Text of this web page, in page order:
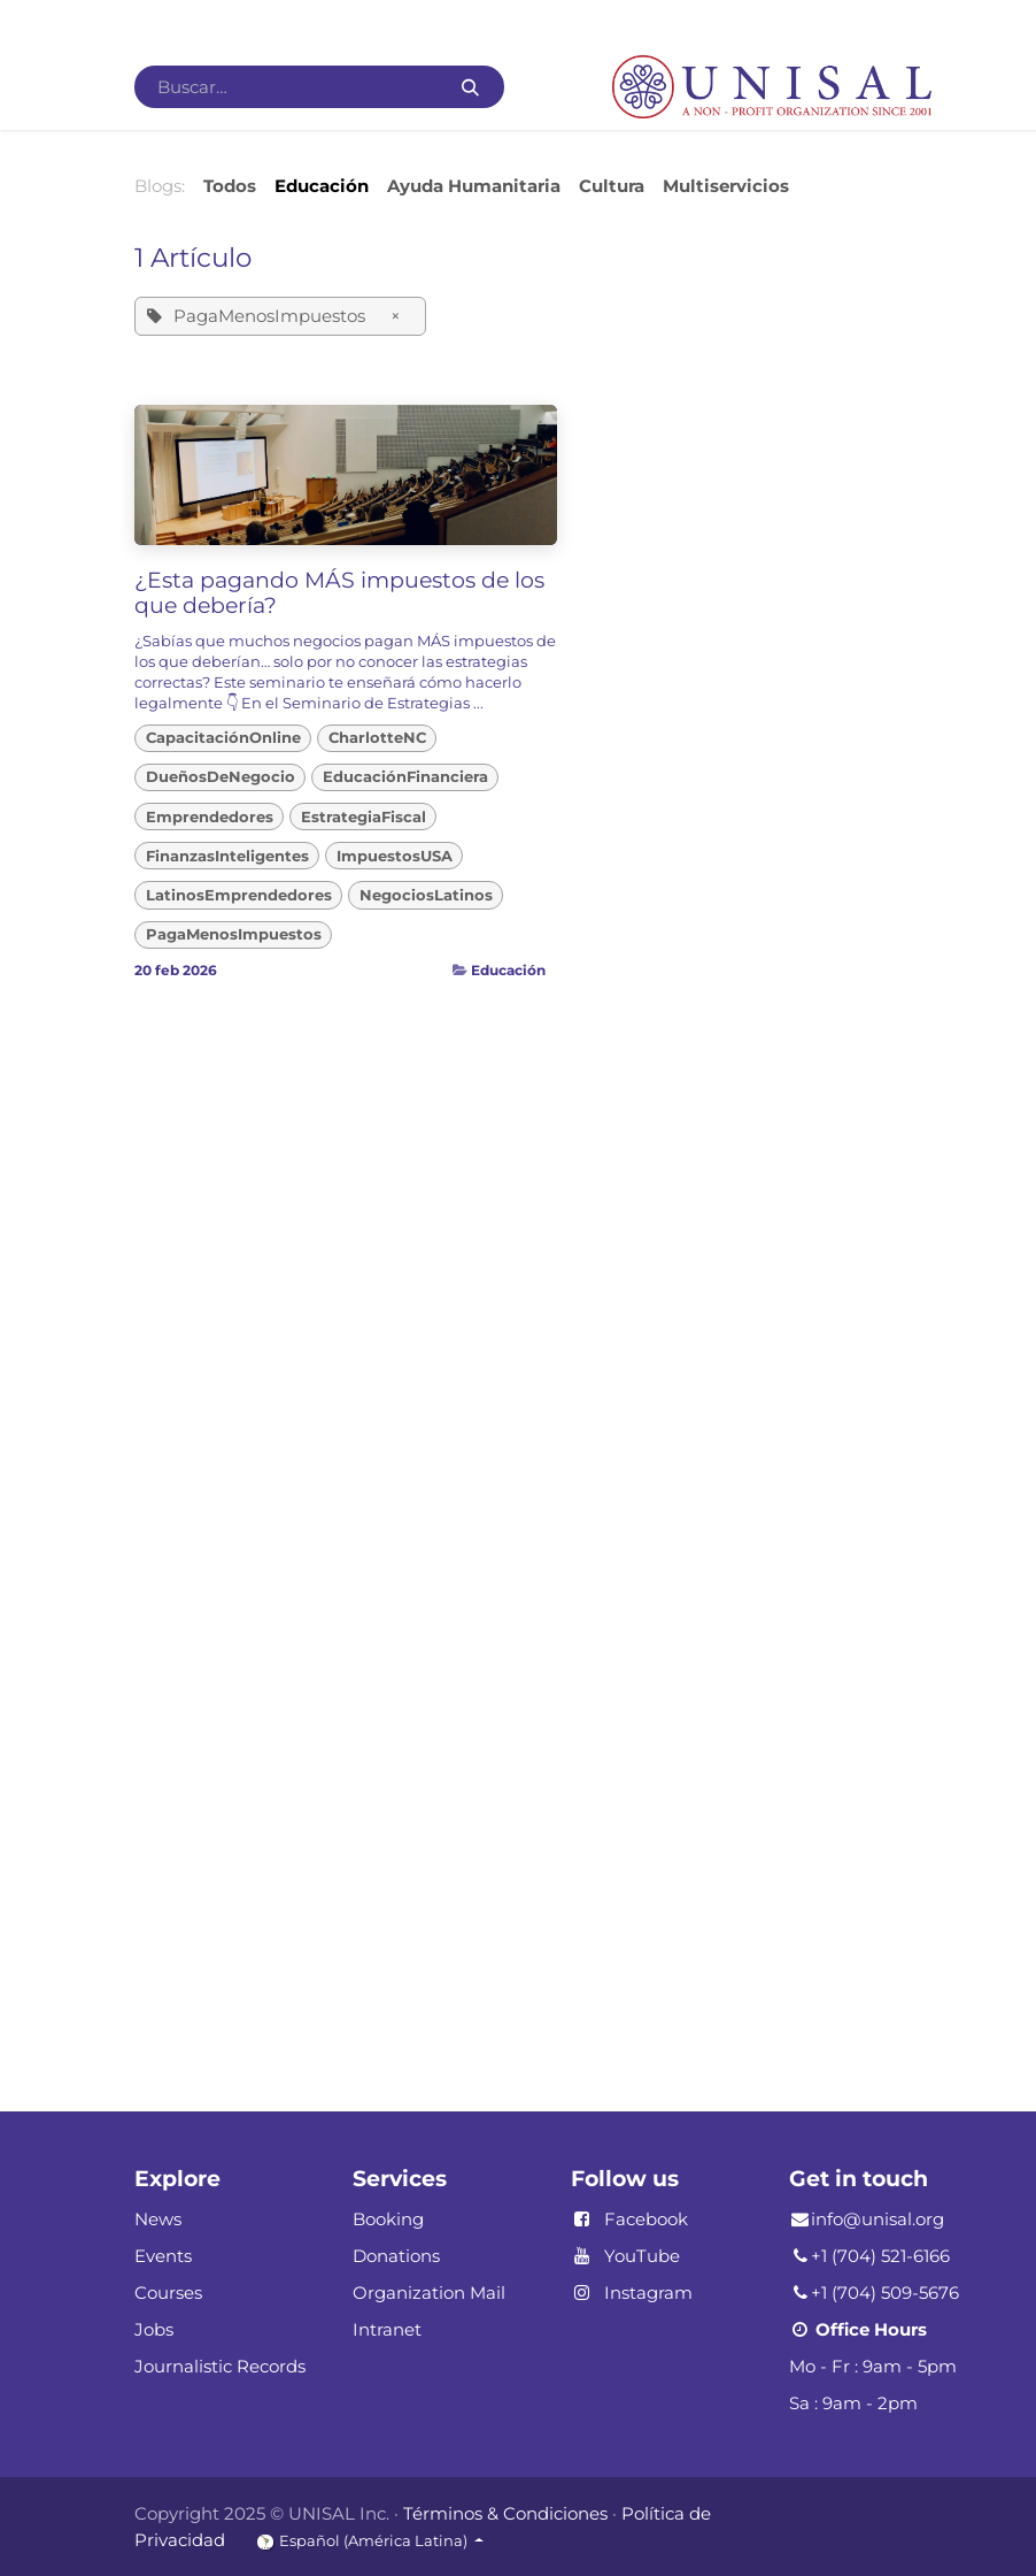
Blogs: Todos Educación Ayuda Humanitaria Cultura Multiservicios
1 Artículo
PagaMenosImpuestos ×
¿Esta pagando MÁS impuestos de los
que debería?
¿Sabías que muchos negocios pagan MÁS impuestos de
los que deberían… solo por no conocer las estrategias
correctas? Este seminario te enseñará cómo hacerlo
legalmente 👇 En el Seminario de Estrategias ...
CapacitaciónOnline
CharlotteNC
DueñosDeNegocio EducaciónFinanciera
Emprendedores EstrategiaFiscal
FinanzasInteligentes ImpuestosUSA
LatinosEmprendedores NegociosLatinos
PagaMenosImpuestos
20 feb 2026 Educación
Explore
News
Events
Courses
Jobs
Journalistic Records
Services
Booking
Donations
Organization Mail
Intranet
Follow us
Facebook
YouTube
Instagram
Get in touch
info@unisal.org
+1 (704) 521-6166
+1 (704) 509-5676
Office Hours
Mo - Fr : 9am - 5pm
Sa : 9am - 2pm
Copyright 2025 © UNISAL Inc. · Términos & Condiciones · Política de
Privacidad
Español (América Latina)